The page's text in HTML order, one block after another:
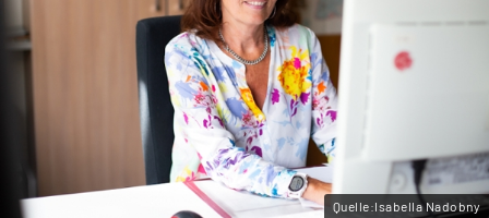
Erweiterte Suche
Gebärdensprache
Leichte Sprache
Quelle:Isabella Nadobny